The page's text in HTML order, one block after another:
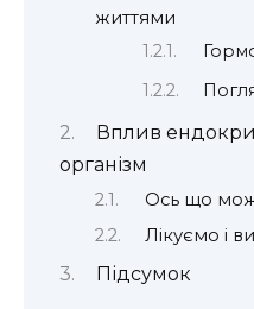
життями
Вплив
організм
Ось що
Лікуємо і
Підсумок